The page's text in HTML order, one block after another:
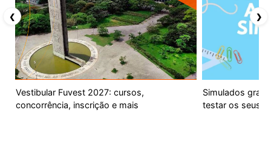
Vestibular Fuvest 2027: cursos,
concorrência, inscrição e mais
Simulados
testar os seus
❮ ❯